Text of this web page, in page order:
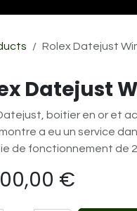
Rolex Datejust
Datejust
boitier en or et
a eu un service
de fonctionnement de
€